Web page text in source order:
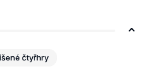
čtyřhry